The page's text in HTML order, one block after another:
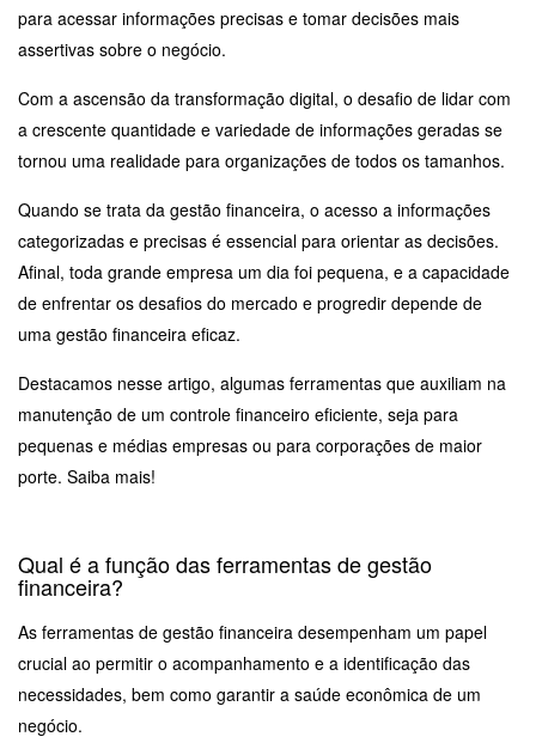
para acessar informações precisas e tomar decisões mais
assertivas sobre o negócio.
Com a ascensão da transformação digital, o desafio de lidar com
a crescente quantidade e variedade de informações geradas se
tornou uma realidade para organizações de todos os tamanhos.
Quando se trata da gestão financeira, o acesso a informações
categorizadas e precisas é essencial para orientar as decisões.
Afinal, toda grande empresa um dia foi pequena, e a capacidade
de enfrentar os desafios do mercado e progredir depende de
uma gestão financeira eficaz.
Destacamos nesse artigo, algumas ferramentas que auxiliam na
manutenção de um controle financeiro eficiente, seja para
pequenas e médias empresas ou para corporações de maior
porte. Saiba mais!
Qual é a função das ferramentas de gestão
financeira?
As ferramentas de gestão financeira desempenham um papel
crucial ao permitir o acompanhamento e a identificação das
necessidades, bem como garantir a saúde econômica de um
negócio.